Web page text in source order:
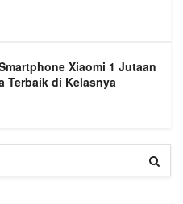
Xiaomi 1 Jutaan
Terbaik di Kelasnya